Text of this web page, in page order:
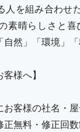
人を組み合わせ
素晴らしさと
自然」「環境」
様へ】
客様の社名・
正無料・修正回数